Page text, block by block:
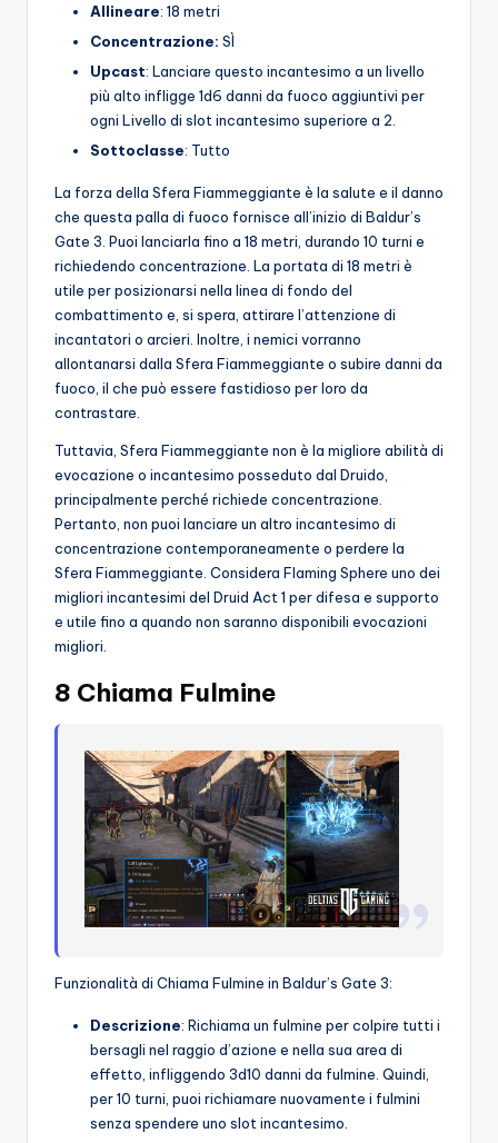
Allineare: 18 metri
Concentrazione: SÌ
Upcast: Lanciare questo incantesimo a un livello
più alto infligge 1d6 danni da fuoco aggiuntivi per
ogni Livello di slot incantesimo superiore a 2.
Sottoclasse: Tutto
La forza della Sfera Fiammeggiante è la salute e il danno
che questa palla di fuoco fornisce all’inizio di Baldur’s
Gate 3. Puoi lanciarla fino a 18 metri, durando 10 turni e
richiedendo concentrazione. La portata di 18 metri è
utile per posizionarsi nella linea di fondo del
combattimento e, si spera, attirare l’attenzione di
incantatori o arcieri. Inoltre, i nemici vorranno
allontanarsi dalla Sfera Fiammeggiante o subire danni da
fuoco, il che può essere fastidioso per loro da
contrastare.
Tuttavia, Sfera Fiammeggiante non è la migliore abilità di
evocazione o incantesimo posseduto dal Druido,
principalmente perché richiede concentrazione.
Pertanto, non puoi lanciare un altro incantesimo di
concentrazione contemporaneamente o perdere la
Sfera Fiammeggiante. Considera Flaming Sphere uno dei
migliori incantesimi del Druid Act 1 per difesa e supporto
e utile fino a quando non saranno disponibili evocazioni
migliori.
8 Chiama Fulmine
Funzionalità di Chiama Fulmine in Baldur’s Gate 3:
Descrizione: Richiama un fulmine per colpire tutti i
bersagli nel raggio d’azione e nella sua area di
effetto, infliggendo 3d10 danni da fulmine. Quindi,
per 10 turni, puoi richiamare nuovamente i fulmini
senza spendere uno slot incantesimo.